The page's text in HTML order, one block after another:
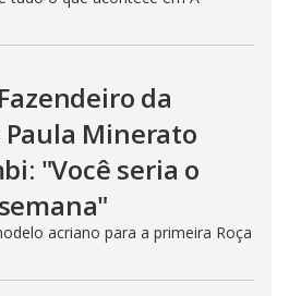
da
Paula Minerato
"Você seria o
acriano para a primeira Roça